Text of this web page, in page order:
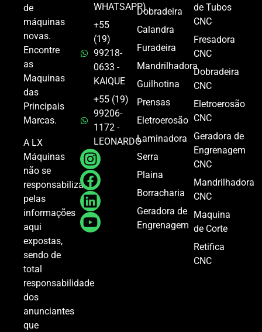
de
máquinas
novas.
Encontre
as
Maquinas
das
Principais
Marcas.
A LX
Máquinas
não se
responsabiliza
pelas
informações
aqui
expostas,
sendo de
total
responsabilidade
dos
anunciantes
que
WHATSAPP)
+55
(19)
99218-
0633 -
KAIQUE
+55 (19)
99206-
1172 -
LEONARDO
Dobradeira
Calandra
Furadeira
Mandrilhadora
Guilhotina
Prensas
Eletroerosão
Laminadora
Serra
Plaina
Borracharia
Geradora de
Engrenagem
de Tubos
CNC
Fresadora
CNC
Dobradeira
CNC
Eletroerosão
CNC
Geradora de
Engrenagem
CNC
Mandrilhadora
CNC
Maquina
de Corte
Retifica
CNC